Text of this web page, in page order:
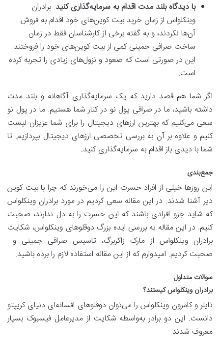
با دیدگاه بلند مدت اقدام به سرمایه‌گذاری کنید. برادران
وینکلواس از زمان خرید بیت کوین‌های خود اقدام به فروش
آن‌ها نکردند، و به گفته برخی از کارشناسان فقط در زمان
ساخت صرافی جمینی کمی از بیت کوین‌های خود را فروختند.
این در صورتی است که صعود و نزول‌های زیادی را تجربه کرده
است.
اگر شما هم قصد دارید که یک سرمایه‌گذاری آگاهانه و بلند مدت
داشته باشید، ما در صرافی پول نو در کنار شما هستیم. ما در پول نو
سعی می‌کنیم که بهترین ارزهای دیجیتال را برای شما عزیزان لیست
کنیم و علاوه بر آن به بررسی تخصصی ارزهای دیجیتال بپردازیم. تا
شما با دیدی باز اقدام به سرمایه‌گذاری کنید.
جمع‌بندی
این روزها خیلی از افراد حسرت این را می‌خورند که چرا با بیت کوین
دیر آشنا شدند. در این مقاله سعی کردیم در مورد برادران وینکلواس
که شاید جزو افرادی باشند که این حسرت را به دل ندارند، صحبت
کنیم. در این مقاله به بررسی ایده بزرگ دوقلوهای وینکلواس، شکایت
برادران وینکلواس از مارک زاکربرگ، تاسیس صرافی جمینی و…
صحبت کردیم. امیدوارم که از این مقاله استفاده لازم را برده باشید.
سوالات متداول
برادران وینکلواس کیستند؟
تایلر و کامرون وینکلواس را می‌توان دوقلوهای افسانه‌ای دنیای کریپتو
دانست. این دو برادر به‌واسطه شکایت از مدیرعامل فیسبوک بسیار
معروف شدند.